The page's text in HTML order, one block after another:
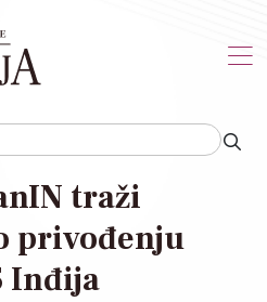
traži
privođenju
Inđija